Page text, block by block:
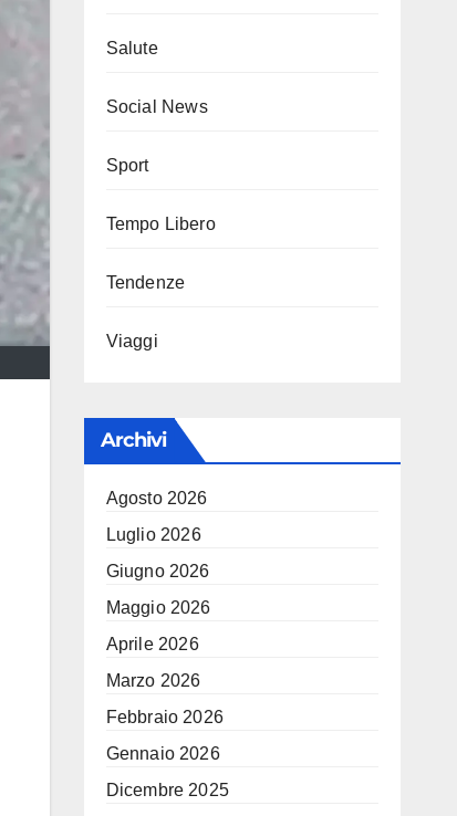
Salute
Social News
Sport
Tempo Libero
Tendenze
Viaggi
Archivi
Agosto 2026
Luglio 2026
Giugno 2026
Maggio 2026
Aprile 2026
Marzo 2026
Febbraio 2026
Gennaio 2026
Dicembre 2025